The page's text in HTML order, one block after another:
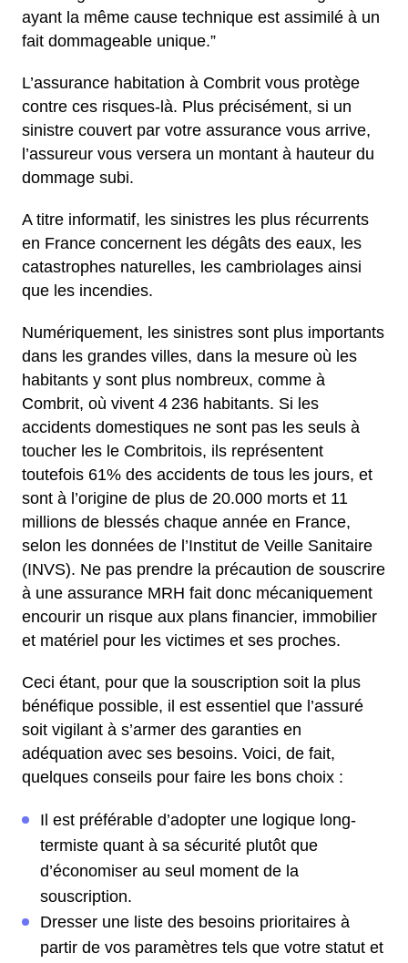
ayant la même cause technique est assimilé à un
fait dommageable unique.”
L’assurance habitation à Combrit vous protège
contre ces risques-là. Plus précisément, si un
sinistre couvert par votre assurance vous arrive,
l’assureur vous versera un montant à hauteur du
dommage subi.
A titre informatif, les sinistres les plus récurrents
en France concernent les dégâts des eaux, les
catastrophes naturelles, les cambriolages ainsi
que les incendies.
Numériquement, les sinistres sont plus importants
dans les grandes villes, dans la mesure où les
habitants y sont plus nombreux, comme à
Combrit, où vivent 4 236 habitants. Si les
accidents domestiques ne sont pas les seuls à
toucher les le Combritois, ils représentent
toutefois 61% des accidents de tous les jours, et
sont à l’origine de plus de 20.000 morts et 11
millions de blessés chaque année en France,
selon les données de l’Institut de Veille Sanitaire
(INVS). Ne pas prendre la précaution de souscrire
à une assurance MRH fait donc mécaniquement
encourir un risque aux plans financier, immobilier
et matériel pour les victimes et ses proches.
Ceci étant, pour que la souscription soit la plus
bénéfique possible, il est essentiel que l’assuré
soit vigilant à s’armer des garanties en
adéquation avec ses besoins. Voici, de fait,
quelques conseils pour faire les bons choix :
Il est préférable d’adopter une logique long-
termiste quant à sa sécurité plutôt que
d’économiser au seul moment de la
souscription.
Dresser une liste des besoins prioritaires à
partir de vos paramètres tels que votre statut et